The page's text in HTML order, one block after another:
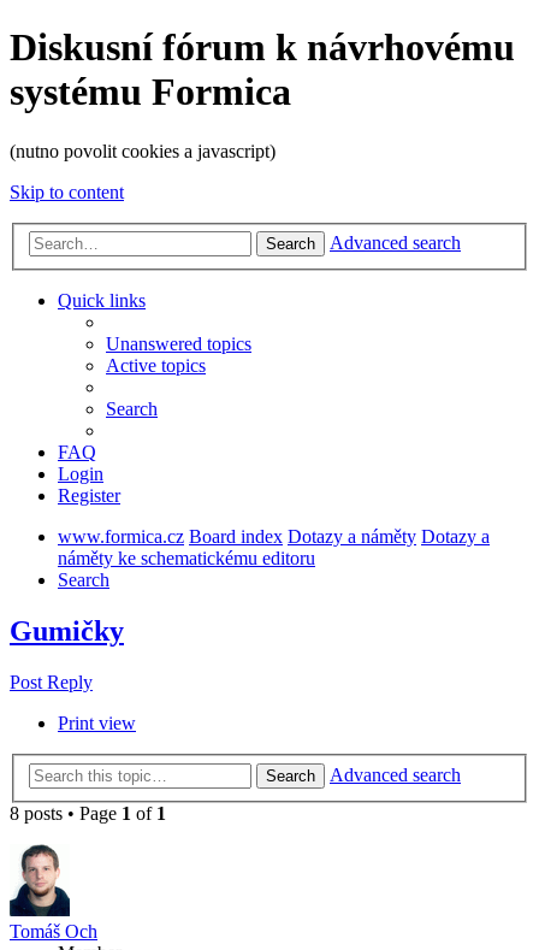
Diskusní fórum k návrhovému
systému Formica
(nutno povolit cookies a javascript)
Skip to content
Search Advanced search
Quick links
Unanswered topics
Active topics
Search
FAQ
Login
Register
www.formica.cz Board index Dotazy a náměty Dotazy a
náměty ke schematickému editoru
Search
Gumičky
Post Reply
Print view
Search
Advanced search
8 posts • Page 1 of 1
Tomáš Och